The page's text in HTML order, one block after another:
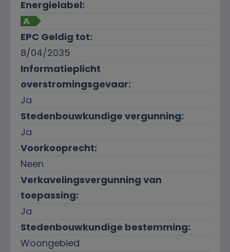
Energielabel:
A
EPC Geldig tot:
8/04/2035
Informatieplicht
overstromingsgevaar:
Ja
Stedenbouwkundige vergunning:
Ja
Voorkooprecht:
Neen
Verkavelingsvergunning van
toepassing:
Ja
Stedenbouwkundige bestemming:
Woongebied